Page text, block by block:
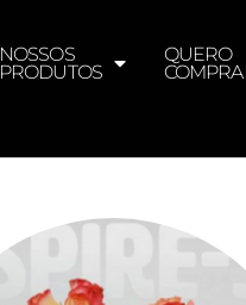
NOSSOS
PRODUTOS
QUERO